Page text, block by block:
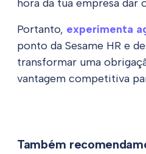
hora da tua empresa dar
Portanto, experimenta
ponto da Sesame HR e
transformar uma
vantagem competitiva
Também